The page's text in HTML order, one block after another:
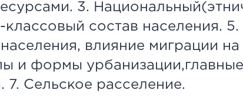
3.
состав населения.
влияние миграции
и формы
7. Сельское расселение.